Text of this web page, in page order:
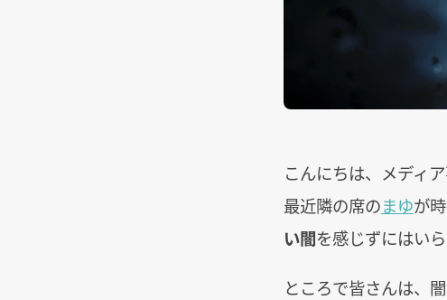
こんにちは、メディ
最近隣の席のまゆが
い闇を感じずにはいら
ところで皆さんは、